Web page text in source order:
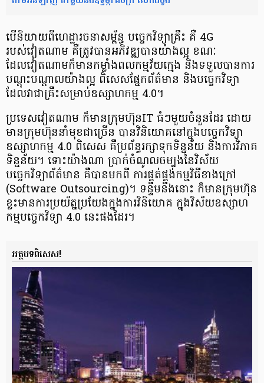
បើនិយាយពី​ហេដ្ឋារចនាសម្ព័ន្ធ បច្ចេកវិទ្យា​គ្រឹះ គឺ 4G
របស់វៀតណាម គឺត្រូវបានអភិវឌ្ឍ​បានយ៉ាងល្អ ខណៈ
ដែលវៀតណាម​ក៏មានកម្លាំងពលកម្ម​វ័យក្មេង និងទទួលបានការ
បណ្ដុះបណ្ដាល​យ៉ាងល្អ ពិសេស​ផ្នែក​ព័ត៌មាន ​និងបច្ចេកវិទ្យា
ដែលវាជាគ្រឹះ​សម្រាប់​ឧស្សាហកម្ម 4.0។
ប្រទេសវៀតណាម ក៏មាន​ក្រុមហ៊ុន​ IT ធំៗ​មួយចំនួនដែរ ដោយ​
មានក្រុមហ៊ុននាំមុខ​ជាច្រើន បាន​វិនិយោគ​នៅក្នុង​បច្ចេកវិទ្យា​
ឧស្សាហកម្ម 4.0 ពិសេស គឺប្រព័ន្ធរក្សាទុក​ទិន្នន័យ និង​ការវិភាគ​
ទិន្នន័យ។ ទោះយ៉ាងណា ប្រាក់ចំណូល​ចម្បង​នៃ​វិស័យ
បច្ចេកវិទ្យា​ព័ត៌មាន គឺបានមកពី ការផ្គត់ផ្គង់​កម្មវិធីខាងក្រៅ​
(Software Outsourcing)។ ទន្ទឹមនឹងនោះ ក៏មាន​ក្រុមហ៊ុន
ខ្លះ​មានការ​ប្រយ័ត្នប្រយែង​ក្នុងការវិនិយោគ ក្នុង​វិស័យ​ឧស្សាហ
កម្មបច្ចេកវិទ្យា​ 4.0 នេះផងដែរ។
អត្ថបទពិសេស!